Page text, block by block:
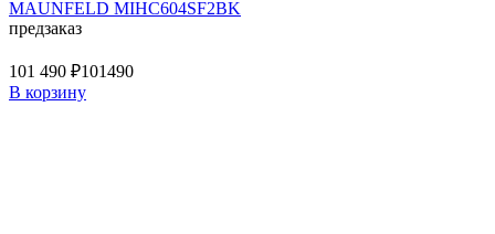
MAUNFELD MIHC604SF2BK
предзаказ
101 490 ₽101490
В корзину